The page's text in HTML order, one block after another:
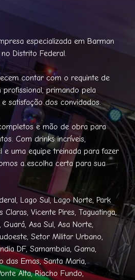
especializada em Barman
Distrito Federal.
contar com o requinte de
primando pela
satisfação dos convidados.
e mão de obra para
Com drinks incríveis,
e uma equipe treinada para fazer
a escolha certa para sua
Lago Sul, Lago Norte, Park
Claras, Vicente Pires, Taguatinga,
Asa Sul, Asa Norte,
Setor Militar Urbano,
DF, Samambaia, Gama,
das Emas, Santa Maria,
Alta, Riacho Fundo,